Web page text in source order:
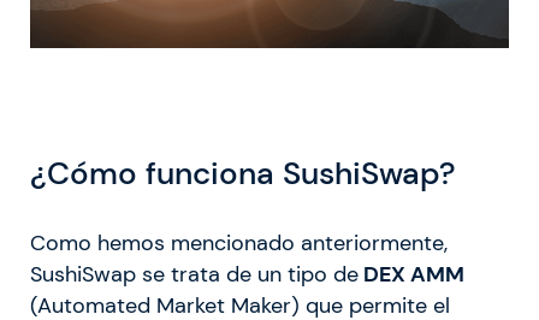
¿Cómo funciona SushiSwap?
Como hemos mencionado anteriormente,
SushiSwap se trata de un tipo de DEX AMM
(Automated Market Maker) que permite el